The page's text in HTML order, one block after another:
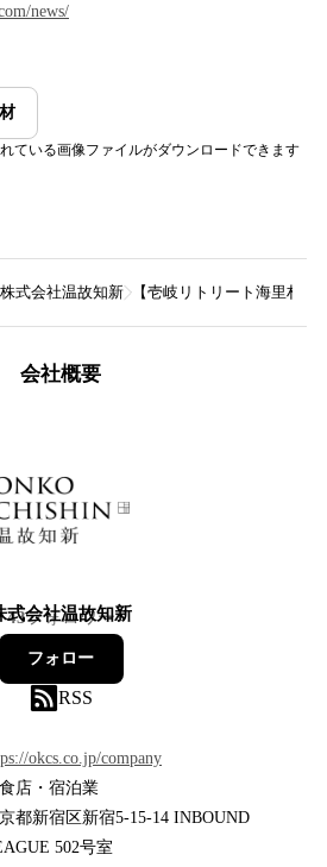
news/
ている画像ファイルがダウンロードできます
株式会社温故知新 【壱岐リトリート海里村
会社概要
式会社温故知新
43フォロワー
フォロー
RSS
okcs.co.jp/company
店・宿泊業
都新宿区新宿5-15-14 INBOUND
502号室